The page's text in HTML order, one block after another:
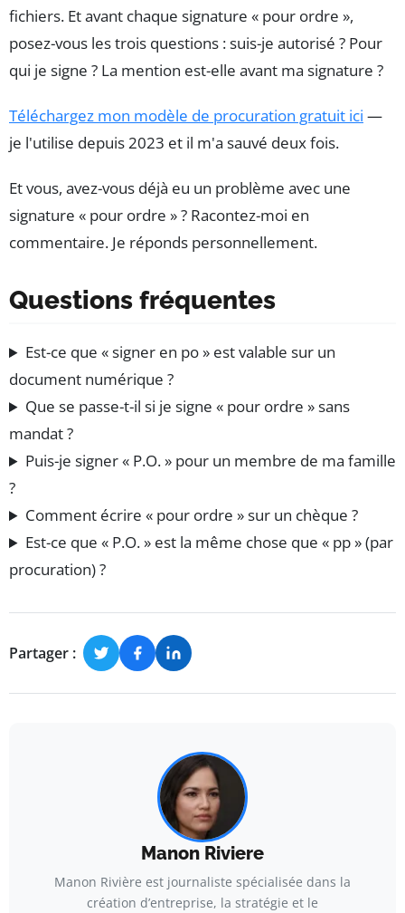
fichiers. Et avant chaque signature « pour ordre »,
posez-vous les trois questions : suis-je autorisé ? Pour
qui je signe ? La mention est-elle avant ma signature ?
Téléchargez mon modèle de procuration gratuit ici —
je l'utilise depuis 2023 et il m'a sauvé deux fois.
Et vous, avez-vous déjà eu un problème avec une
signature « pour ordre » ? Racontez-moi en
commentaire. Je réponds personnellement.
Questions fréquentes
Est-ce que « signer en po » est valable sur un
document numérique ?
Que se passe-t-il si je signe « pour ordre » sans
mandat ?
Puis-je signer « P.O. » pour un membre de ma famille
?
Comment écrire « pour ordre » sur un chèque ?
Est-ce que « P.O. » est la même chose que « pp » (par
procuration) ?
Partager :
Manon Riviere
Manon Rivière est journaliste spécialisée dans la
création d’entreprise, la stratégie et le